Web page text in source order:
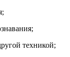
техникой;